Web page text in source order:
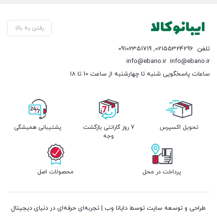
رفتن به بالا
تلفن 02155324296
,
09102351719
info@ebano.ir
info@ebano.ir
ساعات پاسخگویی شنبه تا چهارشنبه از ساعت 10 تا 18
تحویل اکسپرس
7 روز گارانتی بازگشت
وجه
پشتیبانی همیشگی
پرداخت در محل محصولات اصل
طراحی و توسعه سایت توسط دایانا وب | تجربه‌ای حرفه‌ای در دنیای دیجیتال